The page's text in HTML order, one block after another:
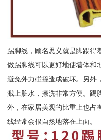
踢脚线，顾名思义就是脚踢得
做踢脚线可以更好地使墙体和
避免外力碰撞造成破坏。另外
溅上脏水，擦洗非常方便。踢
外，在家居美观的比重上也占
线经常会很自然地落在上面。